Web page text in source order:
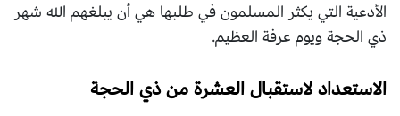
الأدعية التي يكثر المسلمون في طلبها هي أن يبلغهم الله شهر
ذي الحجة ويوم عرفة العظيم.
الاستعداد لاستقبال العشرة من ذي الحجة